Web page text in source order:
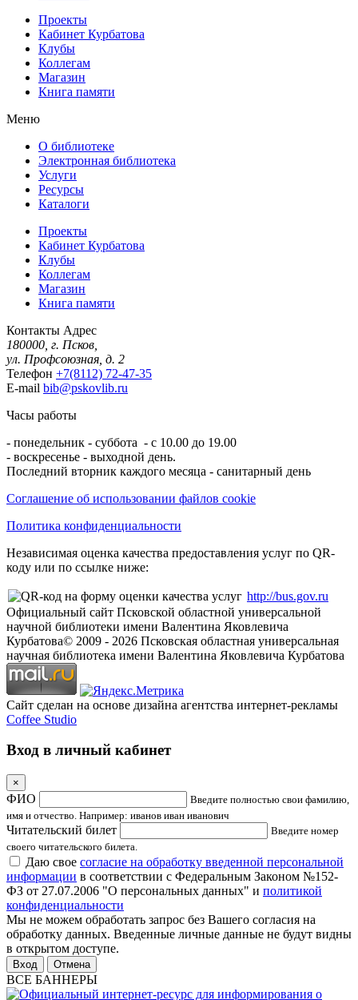
Проекты
Кабинет Курбатова
Клубы
Коллегам
Магазин
Книга памяти
Меню
О библиотеке
Электронная библиотека
Услуги
Ресурсы
Каталоги
Проекты
Кабинет Курбатова
Клубы
Коллегам
Магазин
Книга памяти
Контакты Адрес
180000, г. Псков,
ул. Профсоюзная, д. 2
Телефон +7(8112) 72-47-35
E-mail bib@pskovlib.ru
Часы работы
- понедельник - суббота - с 10.00 до 19.00
- воскресенье - выходной день.
Последний вторник каждого месяца - санитарный день
Соглашение об использовании файлов cookie
Политика конфиденциальности
Независимая оценка качества предоставления услуг по QR-
коду или по ссылке ниже:
http://bus.gov.ru
Официальный сайт Псковской областной универсальной
научной библиотеки имени Валентина Яковлевича
Курбатова© 2009 - 2026 Псковская областная универсальная
научная библиотека имени Валентина Яковлевича Курбатова
Сайт сделан на основе дизайна агентства интернет-рекламы
Coffee Studio
Вход в личный кабинет
×
ФИО
Введите полностью свои фамилию,
имя и отчество. Например: иванов иван иванович
Читательский билет
Введите номер
своего читательского билета.
Даю свое согласие на обработку введенной персональной
информации в соответствии с Федеральным Законом №152-
ФЗ от 27.07.2006 "О персональных данных" и политикой
конфиденциальности
Мы не можем обработать запрос без Вашего согласия на
обработку данных. Введенные личные данные не будут видны
в открытом доступе.
Отмена
ВСЕ БАННЕРЫ